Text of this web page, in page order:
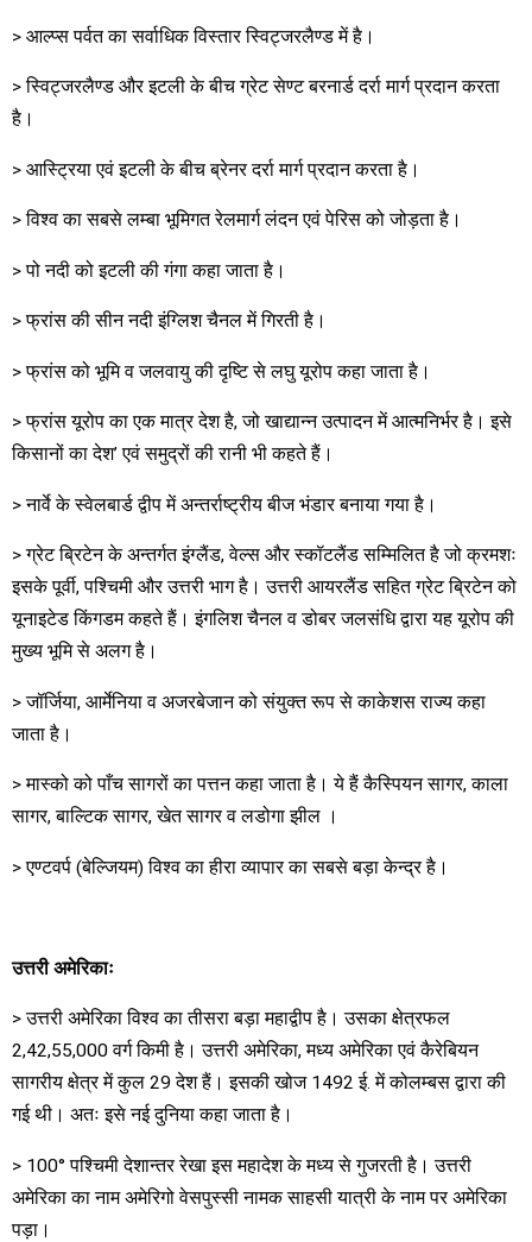
> आल्प्स पर्वत का सर्वाधिक विस्तार स्विट्जरलैण्ड में है।
> स्विट्जरलैण्ड और इटली के बीच ग्रेट सेण्ट बरनार्ड दर्रा मार्ग प्रदान करता
है।
> आस्ट्रिया एवं इटली के बीच ब्रेनर दर्रा मार्ग प्रदान करता है।
> विश्व का सबसे लम्बा भूमिगत रेलमार्ग लंदन एवं पेरिस को जोड़ता है।
> पो नदी को इटली की गंगा कहा जाता है।
> फ्रांस की सीन नदी इंग्लिश चैनल में गिरती है।
> फ्रांस को भूमि व जलवायु की दृष्टि से लघु यूरोप कहा जाता है।
> फ्रांस यूरोप का एक मात्र देश है, जो खाद्यान्न उत्पादन में आत्मनिर्भर है। इसे
किसानों का देश’ एवं समुद्रों की रानी भी कहते हैं।
> नार्वे के स्वेलबार्ड द्वीप में अन्तर्राष्ट्रीय बीज भंडार बनाया गया है।
> ग्रेट ब्रिटेन के अन्तर्गत इंग्लैंड, वेल्स और स्कॉटलैंड सम्मिलित है जो क्रमशः
इसके पूर्वी, पश्चिमी और उत्तरी भाग है। उत्तरी आयरलैंड सहित ग्रेट ब्रिटेन को
यूनाइटेड किंगडम कहते हैं। इंगलिश चैनल व डोबर जलसंधि द्वारा यह यूरोप की
मुख्य भूमि से अलग है।
> जॉर्जिया, आर्मेनिया व अजरबेजान को संयुक्त रूप से काकेशस राज्य कहा
जाता है।
> मास्को को पाँच सागरों का पत्तन कहा जाता है। ये हैं कैस्पियन सागर, काला
सागर, बाल्टिक सागर, खेत सागर व लडोगा झील ।
> एण्टवर्प (बेल्जियम) विश्व का हीरा व्यापार का सबसे बड़ा केन्द्र है।
उत्तरी अमेरिकाः
> उत्तरी अमेरिका विश्व का तीसरा बड़ा महाद्वीप है। उसका क्षेत्रफल
2,42,55,000 वर्ग किमी है। उत्तरी अमेरिका, मध्य अमेरिका एवं कैरेबियन
सागरीय क्षेत्र में कुल 29 देश हैं। इसकी खोज 1492 ई. में कोलम्बस द्वारा की
गई थी। अतः इसे नई दुनिया कहा जाता है।
> 100° पश्चिमी देशान्तर रेखा इस महादेश के मध्य से गुजरती है। उत्तरी
अमेरिका का नाम अमेरिगो वेसपुस्सी नामक साहसी यात्री के नाम पर अमेरिका
पड़ा।